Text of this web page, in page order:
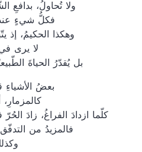
ولا تُحاولُ، بدافعِ
فكلُّ شيءٍ
وهكذا الحكيمُ، إذ
لا يرى في
بل يُقدّرُ الحياةَ
بعضُ الأشياءِ
كلّما ازدادَ الفراغُ، زادَ
فالمزيدُ من